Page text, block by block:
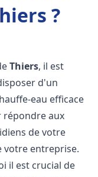
?
Thiers, il est
d'un
eau efficace
répondre aux
de votre
votre entreprise.
il est crucial de